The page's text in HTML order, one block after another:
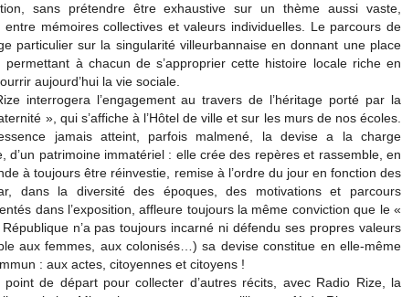
sans prétendre être exhaustive sur un thème aussi vaste,
mémoires collectives et valeurs individuelles. Le parcours de
particulier sur la singularité villeurbannaise en donnant une place
permettant à chacun de s’approprier cette histoire locale riche en
aujourd’hui la vie sociale.
interrogera l’engagement au travers de l’héritage porté par la
», qui s’affiche à l’Hôtel de ville et sur les murs de nos écoles.
jamais atteint, parfois malmené, la devise a la charge
d’un patrimoine immatériel : elle crée des repères et rassemble, en
à toujours être réinvestie, remise à l’ordre du jour en fonction des
dans la diversité des époques, des motivations et parcours
dans l’exposition, affleure toujours la même conviction que le «
n’a pas toujours incarné ni défendu ses propres valeurs
aux femmes, aux colonisés…) sa devise constitue en elle-même
: aux actes, citoyennes et citoyens !
point de départ pour collecter d’autres récits, avec Radio Rize, la